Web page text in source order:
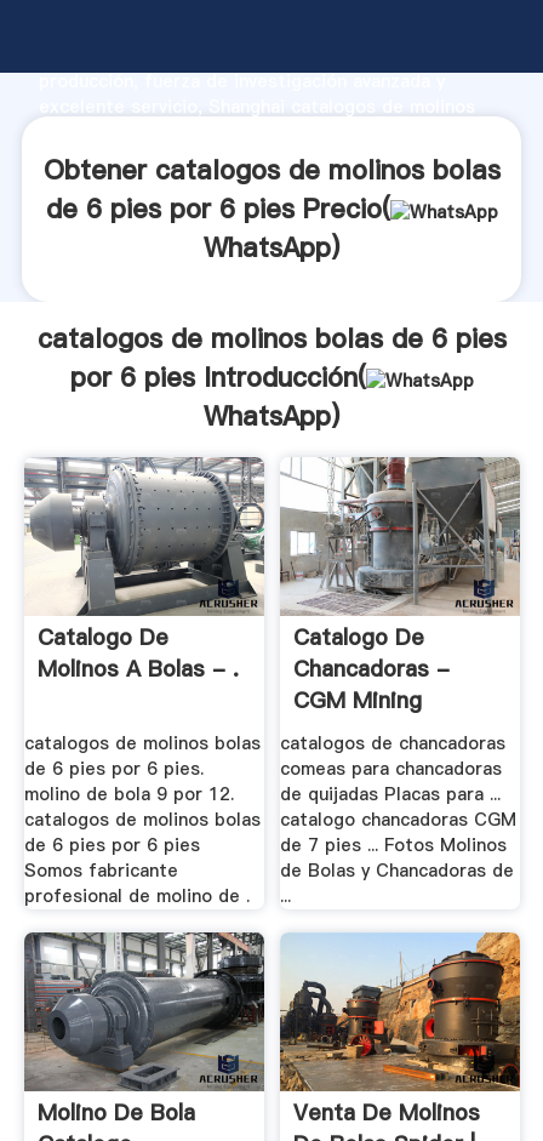
producción, fuerza de investigación avanzada y
aporta valores a todos los clientes.
Obtener catalogos de molinos bolas
de 6 pies por 6 pies Precio(
WhatsApp)
catalogos de molinos bolas de 6 pies
por 6 pies Introducción(
WhatsApp)
Catalogo De
Molinos A Bolas - .
catalogos de molinos bolas
de 6 pies por 6 pies.
molino de bola 9 por 12.
catalogos de molinos bolas
de 6 pies por 6 pies
Somos fabricante
profesional de molino de .
Catalogo De
Chancadoras -
CGM Mining
Application
catalogos de chancadoras
comeas para chancadoras
de quijadas Placas para ...
catalogo chancadoras CGM
de 7 pies ... Fotos Molinos
de Bolas y Chancadoras de
...
Molino De Bola
Venta De Molinos